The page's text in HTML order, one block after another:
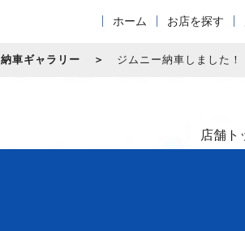
ホーム お店を探す
納車ギャラリー ジムニー納車しました！
店舗ト